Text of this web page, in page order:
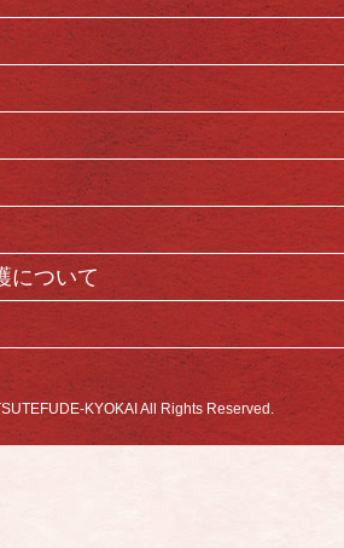
について
KYOKAI All Rights Reserved.